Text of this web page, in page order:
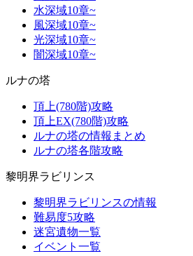
水深域10章~
風深域10章~
光深域10章~
闇深域10章~
ルナの塔
頂上(780階)攻略
頂上EX(780階)攻略
ルナの塔の情報まとめ
ルナの塔各階攻略
黎明界ラビリンス
黎明界ラビリンスの情報
難易度5攻略
迷宮遺物一覧
イベント一覧